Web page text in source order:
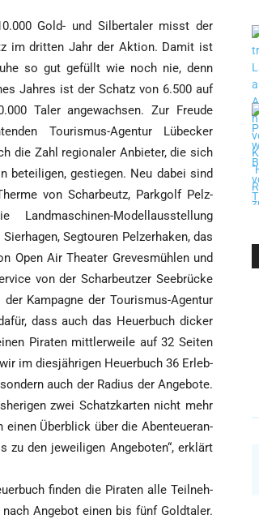
Gold- und Sil­ber­ta­ler misst der
im drit­ten Jahr der Akti­on. Damit ist
so gut gefüllt wie noch nie, denn
Jah­res ist der Schatz von 6.500 auf
Taler ange­wach­sen. Zur Freu­de
Tou­ris­mus-Agen­tur Lübe­cker
die Zahl regio­na­ler Anbie­ter, die sich
betei­li­gen, gestie­gen. Neu dabei sind
von Schar­beutz, Park­golf Pelz­
Land­ma­schi­nen-Modell­aus­stel­lung
Seg­tou­ren Pelz­erha­ken, das
Open Air Thea­ter Gre­ves­müh­len und
von der Schar­beut­zer See­brü­cke
Kam­pa­gne der Tou­ris­mus-Agen­tur
dass auch das Heu­er­buch dicker
Pira­ten mitt­ler­wei­le auf 32 Sei­ten
im dies­jäh­ri­gen Heu­er­buch 36 Erleb­
auch der Radi­us der Ange­bo­te.
zwei Schatz­kar­ten nicht mehr
Über­blick über die Aben­teu­er­an­
zu den jewei­li­gen Ange­bo­ten“, erklärt
fin­den die Pira­ten alle Teil­neh­
Ange­bot einen bis fünf Gold­ta­ler.